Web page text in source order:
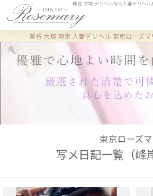
鶯谷 大塚 デリヘルなら人妻デリヘ
鶯谷 大塚 東京 人妻デリヘル 東京ローズマ
東京ローズ
写メ日記一覧（峰